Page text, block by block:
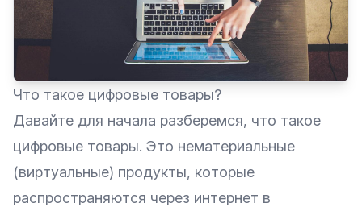
Что такое цифровые товары?
Давайте для начала разберемся, что такое
цифровые товары. Это нематериальные
(виртуальные) продукты, которые
распространяются через интернет в